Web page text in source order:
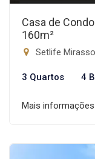
Casa de
160m²
Setlife
3 Quartos 4
Mais informações